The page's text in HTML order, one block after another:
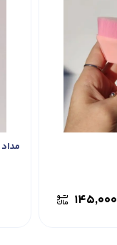
۱۴۵,۰۰۰